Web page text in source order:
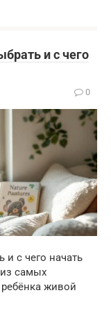
и с чего
0
и с чего начать
самых
живой